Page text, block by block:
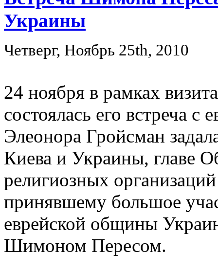
Украины
Четверг, Ноябрь 25th, 2010
24 ноября в рамках
состоялась его встреча
Элеонора Гройсман
Киева и Украины, главе
религиозных
принявшему большое
еврейской общины
Шимоном Пересом.